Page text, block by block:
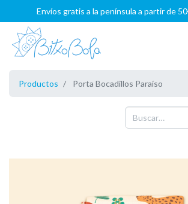
Envíos gratis a la península a partir de
Productos Porta Bocadillos Paraíso